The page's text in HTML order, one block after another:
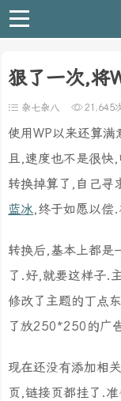
狠了一次,将
杂七杂八 21,645
使用WP以来还算
且,速度也不是很快
转换掉算了,自己寻
蓝冰,终于如愿以偿
转换后,基本上都是
了.好,就要这样子.
修改了主题的丁点
了放250*250的广
现在还没有添加相
页,链接页都挂了.